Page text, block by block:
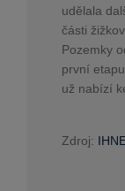
udělala
části
Pozemky
první
už nabízí
Zdroj: